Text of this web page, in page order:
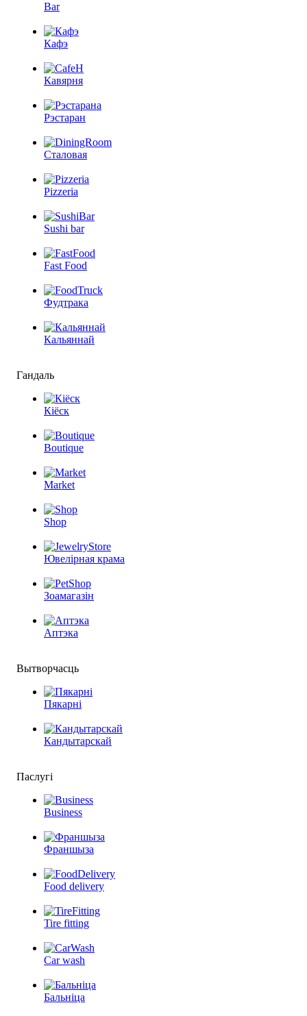
Bar
Кафэ
Кавярня
Рэстаран
Сталовая
Pizzeria
Sushi bar
Fast Food
Фудтрака
Кальяннай
Гандаль
Кіёск
Boutique
Market
Shop
Ювелірная крама
Зоамагазін
Аптэка
Вытворчасць
Пякарні
Кандытарскай
Паслугі
Business
Франшыза
Food delivery
Tire fitting
Car wash
Бальніца